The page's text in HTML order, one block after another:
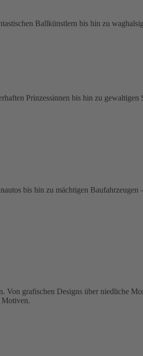
Ballkünstlern bis hin zu
Prinzessinnen bis hin zu gewaltigen
bis hin zu mächtigen Baufahrzeugen
grafischen Designs über niedliche
Motiven.